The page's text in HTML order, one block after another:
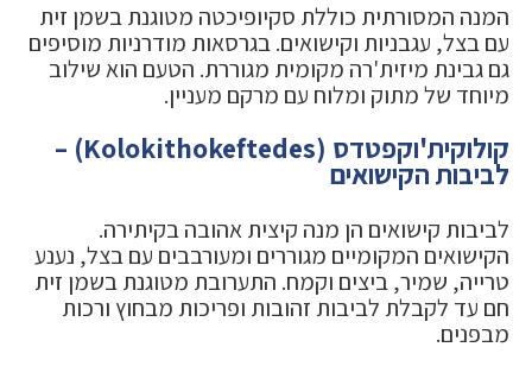
המנה המסורתית כוללת סקיופיכטה מטוגנת בשמן זית
עם בצל, עגבניות וקישואים. בגרסאות מודרניות מוסיפים
גם גבינת מיזית'רה מקומית מגוררת. הטעם הוא שילוב
מיוחד של מתוק ומלוח עם מרקם מעניין.
קולוקית'וקפטדס (Kolokithokeftedes) –
לביבות הקישואים
לביבות קישואים הן מנה קיצית אהובה בקיתירה.
הקישואים המקומיים מגוררים ומעורבבים עם בצל, נענע
טרייה, שמיר, ביצים וקמח. התערובת מטוגנת בשמן זית
חם עד לקבלת לביבות זהובות ופריכות מבחוץ ורכות
מבפנים.